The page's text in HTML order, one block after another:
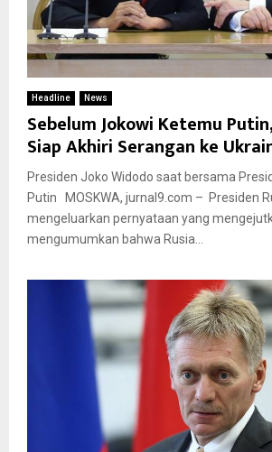
Headline News
Sebelum Jokowi Ketemu
Siap Akhiri Serangan ke
Presiden Joko Widodo saat bersama
Putin MOSKWA, jurnal9.com – Presiden
mengeluarkan pernyataan yang
mengumumkan bahwa Rusia...